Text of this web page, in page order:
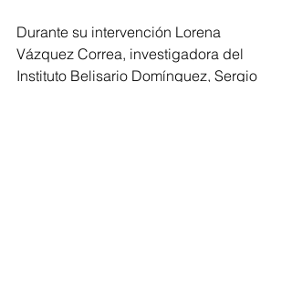
Durante su intervención Lorena
Vázquez Correa, investigadora del
Instituto Belisario Domínguez, Sergio